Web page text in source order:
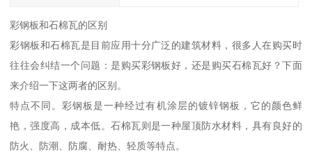
彩钢板和石棉瓦的区别
彩钢板和石棉瓦是目前应用十分广泛的建筑材料，很多人在购买时
往往会纠结一个问题：是购买彩钢板好，还是购买石棉瓦好？下面
来介绍一下这两者的区别。
特点不同。彩钢板是一种经过有机涂层的镀锌钢板，它的颜色鲜
艳，强度高，成本低。石棉瓦则是一种屋顶防水材料，具有良好的
防火、防潮、防腐、耐热、轻质等特点。